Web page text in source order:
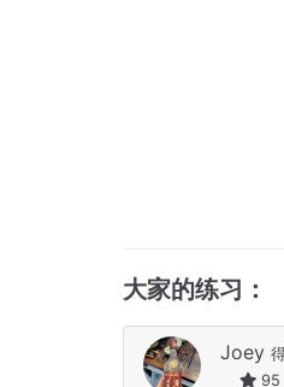
大家的练习：
Joey
95